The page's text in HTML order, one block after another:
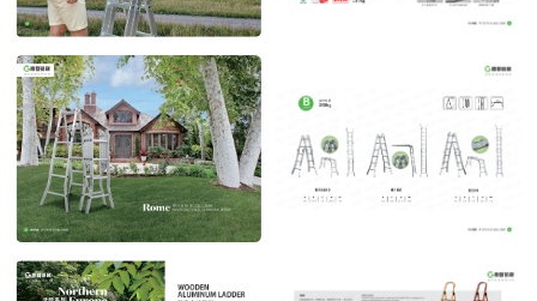
罗马系列
POST TIME:2023-04-27 POST TIME:2023-04-27
罗马系列2